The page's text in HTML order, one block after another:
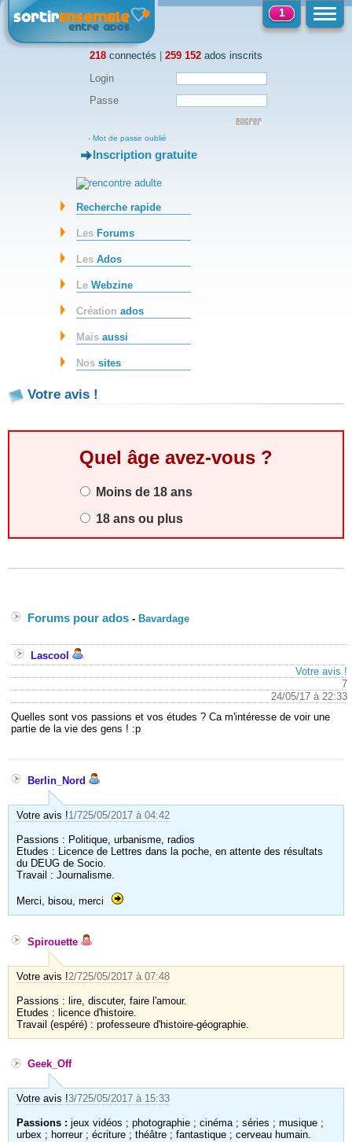
218 connectés | 259 152 ados inscrits
1
Login
Passe
- Mot de passe oublié
-Inscription gratuite
Recherche rapide
Les Forums
LesAdos
LeWebzine
Créationados
Maisaussi
Nossites
Votre avis !
Quel âge avez-vous ?
Moins de 18 ans
18 ans ou plus
Forums pour ados - Bavardage
Lascool
Votre avis !
7
24/05/17 à 22:33
Quelles sont vos passions et vos études ? Ca m'intéresse de voir une
partie de la vie des gens ! :p
Berlin_Nord
Votre avis !1/725/05/2017 à 04:42
Passions : Politique, urbanisme, radios
Etudes : Licence de Lettres dans la poche, en attente des résultats
du DEUG de Socio.
Travail : Journalisme.
Merci, bisou, merci
Spirouette
Votre avis !2/725/05/2017 à 07:48
Passions : lire, discuter, faire l'amour.
Etudes : licence d'histoire.
Travail (espéré) : professeure d'histoire-géographie.
Geek_Off
Votre avis !3/725/05/2017 à 15:33
Passions : jeux vidéos ; photographie ; cinéma ; séries ; musique ;
urbex ; horreur ; écriture ; théâtre ; fantastique ; cerveau humain.